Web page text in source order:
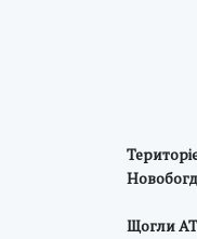
Щогли АТ